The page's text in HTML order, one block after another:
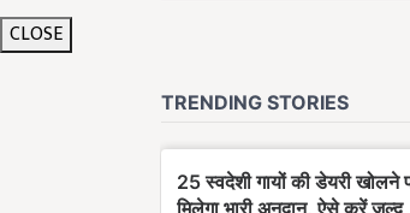
CLOSE